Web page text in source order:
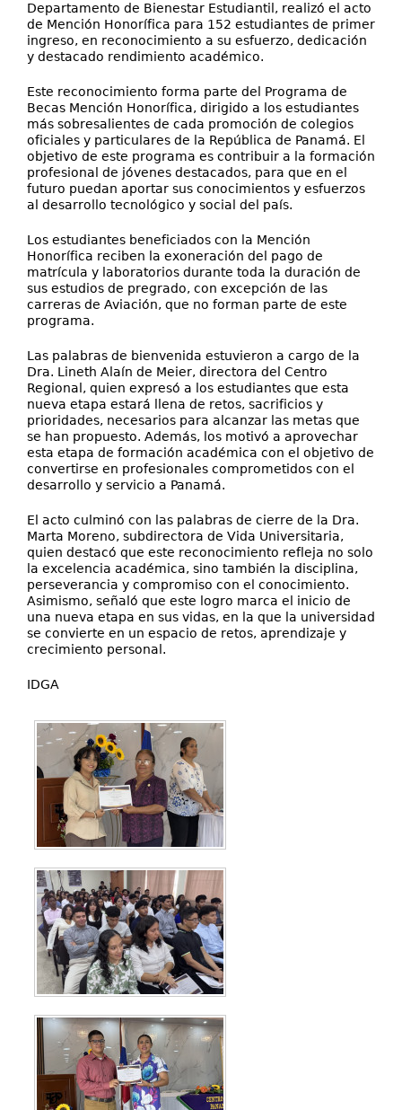
Departamento de Bienestar Estudiantil, realizó el acto
de Mención Honorífica para 152 estudiantes de primer
ingreso, en reconocimiento a su esfuerzo, dedicación
y destacado rendimiento académico.
Este reconocimiento forma parte del Programa de
Becas Mención Honorífica, dirigido a los estudiantes
más sobresalientes de cada promoción de colegios
oficiales y particulares de la República de Panamá. El
objetivo de este programa es contribuir a la formación
profesional de jóvenes destacados, para que en el
futuro puedan aportar sus conocimientos y esfuerzos
al desarrollo tecnológico y social del país.
Los estudiantes beneficiados con la Mención
Honorífica reciben la exoneración del pago de
matrícula y laboratorios durante toda la duración de
sus estudios de pregrado, con excepción de las
carreras de Aviación, que no forman parte de este
programa.
Las palabras de bienvenida estuvieron a cargo de la
Dra. Lineth Alaín de Meier, directora del Centro
Regional, quien expresó a los estudiantes que esta
nueva etapa estará llena de retos, sacrificios y
prioridades, necesarios para alcanzar las metas que
se han propuesto. Además, los motivó a aprovechar
esta etapa de formación académica con el objetivo de
convertirse en profesionales comprometidos con el
desarrollo y servicio a Panamá.
El acto culminó con las palabras de cierre de la Dra.
Marta Moreno, subdirectora de Vida Universitaria,
quien destacó que este reconocimiento refleja no solo
la excelencia académica, sino también la disciplina,
perseverancia y compromiso con el conocimiento.
Asimismo, señaló que este logro marca el inicio de
una nueva etapa en sus vidas, en la que la universidad
se convierte en un espacio de retos, aprendizaje y
crecimiento personal.
IDGA